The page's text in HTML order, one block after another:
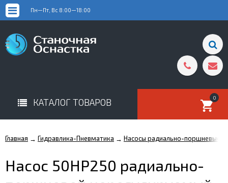
Пн—Пт, Вс 8:00—18:00
КАТАЛОГ ТОВАРОВ 0
Главная → Гидравлика-Пневматика → Насосы радиально-поршневые
Насос 50НР250 радиально-